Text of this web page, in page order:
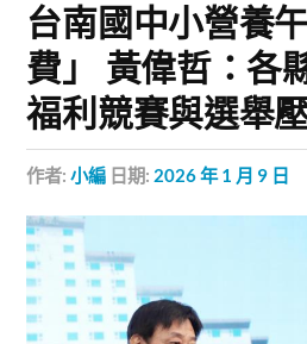
台南國中小營養
費」 黃偉哲：各
福利競賽與選舉
作者:小編 日期: 2026 年 1 月 9 日